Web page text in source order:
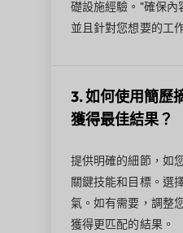
礎設施經驗。"確保內
並且針對您想要的工
3. 如何使用簡歷
獲得最佳結果？
提供明確的細節，如
關鍵技能和目標。選
氣。如有需要，調整
獲得更匹配的結果。